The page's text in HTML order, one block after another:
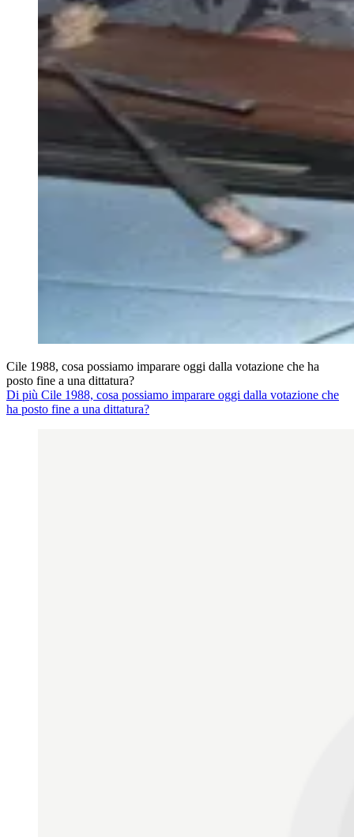
Cile 1988, cosa possiamo imparare oggi dalla votazione che ha
posto fine a una dittatura?
Di più Cile 1988, cosa possiamo imparare oggi dalla votazione che
ha posto fine a una dittatura?